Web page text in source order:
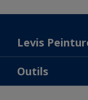
Levis
La marque
Contact
Outils